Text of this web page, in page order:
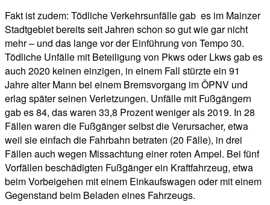
Fakt ist zudem: Tödliche Verkehrsunfälle gab es im Mainzer
Stadtgebiet bereits seit Jahren schon so gut wie gar nicht
mehr – und das lange vor der Einführung von Tempo 30.
Tödliche Unfälle mit Beteiligung von Pkws oder Lkws gab es
auch 2020 keinen einzigen, in einem Fall stürzte ein 91
Jahre alter Mann bei einem Bremsvorgang im ÖPNV und
erlag später seinen Verletzungen. Unfälle mit Fußgängern
gab es 84, das waren 33,8 Prozent weniger als 2019. In 28
Fällen waren die Fußgänger selbst die Verursacher, etwa
weil sie einfach die Fahrbahn betraten (20 Fälle), in drei
Fällen auch wegen Missachtung einer roten Ampel. Bei fünf
Vorfällen beschädigten Fußgänger ein Kraftfahrzeug, etwa
beim Vorbeigehen mit einem Einkaufswagen oder mit einem
Gegenstand beim Beladen eines Fahrzeugs.